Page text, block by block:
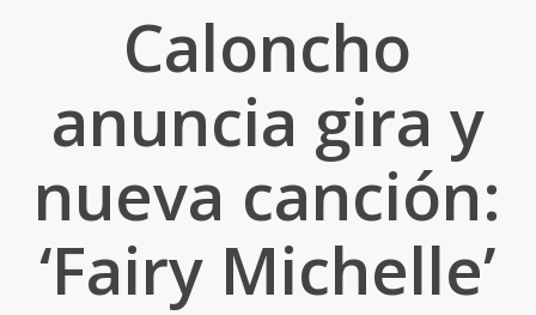
Caloncho
anuncia gira y
nueva canción:
‘Fairy Michelle’